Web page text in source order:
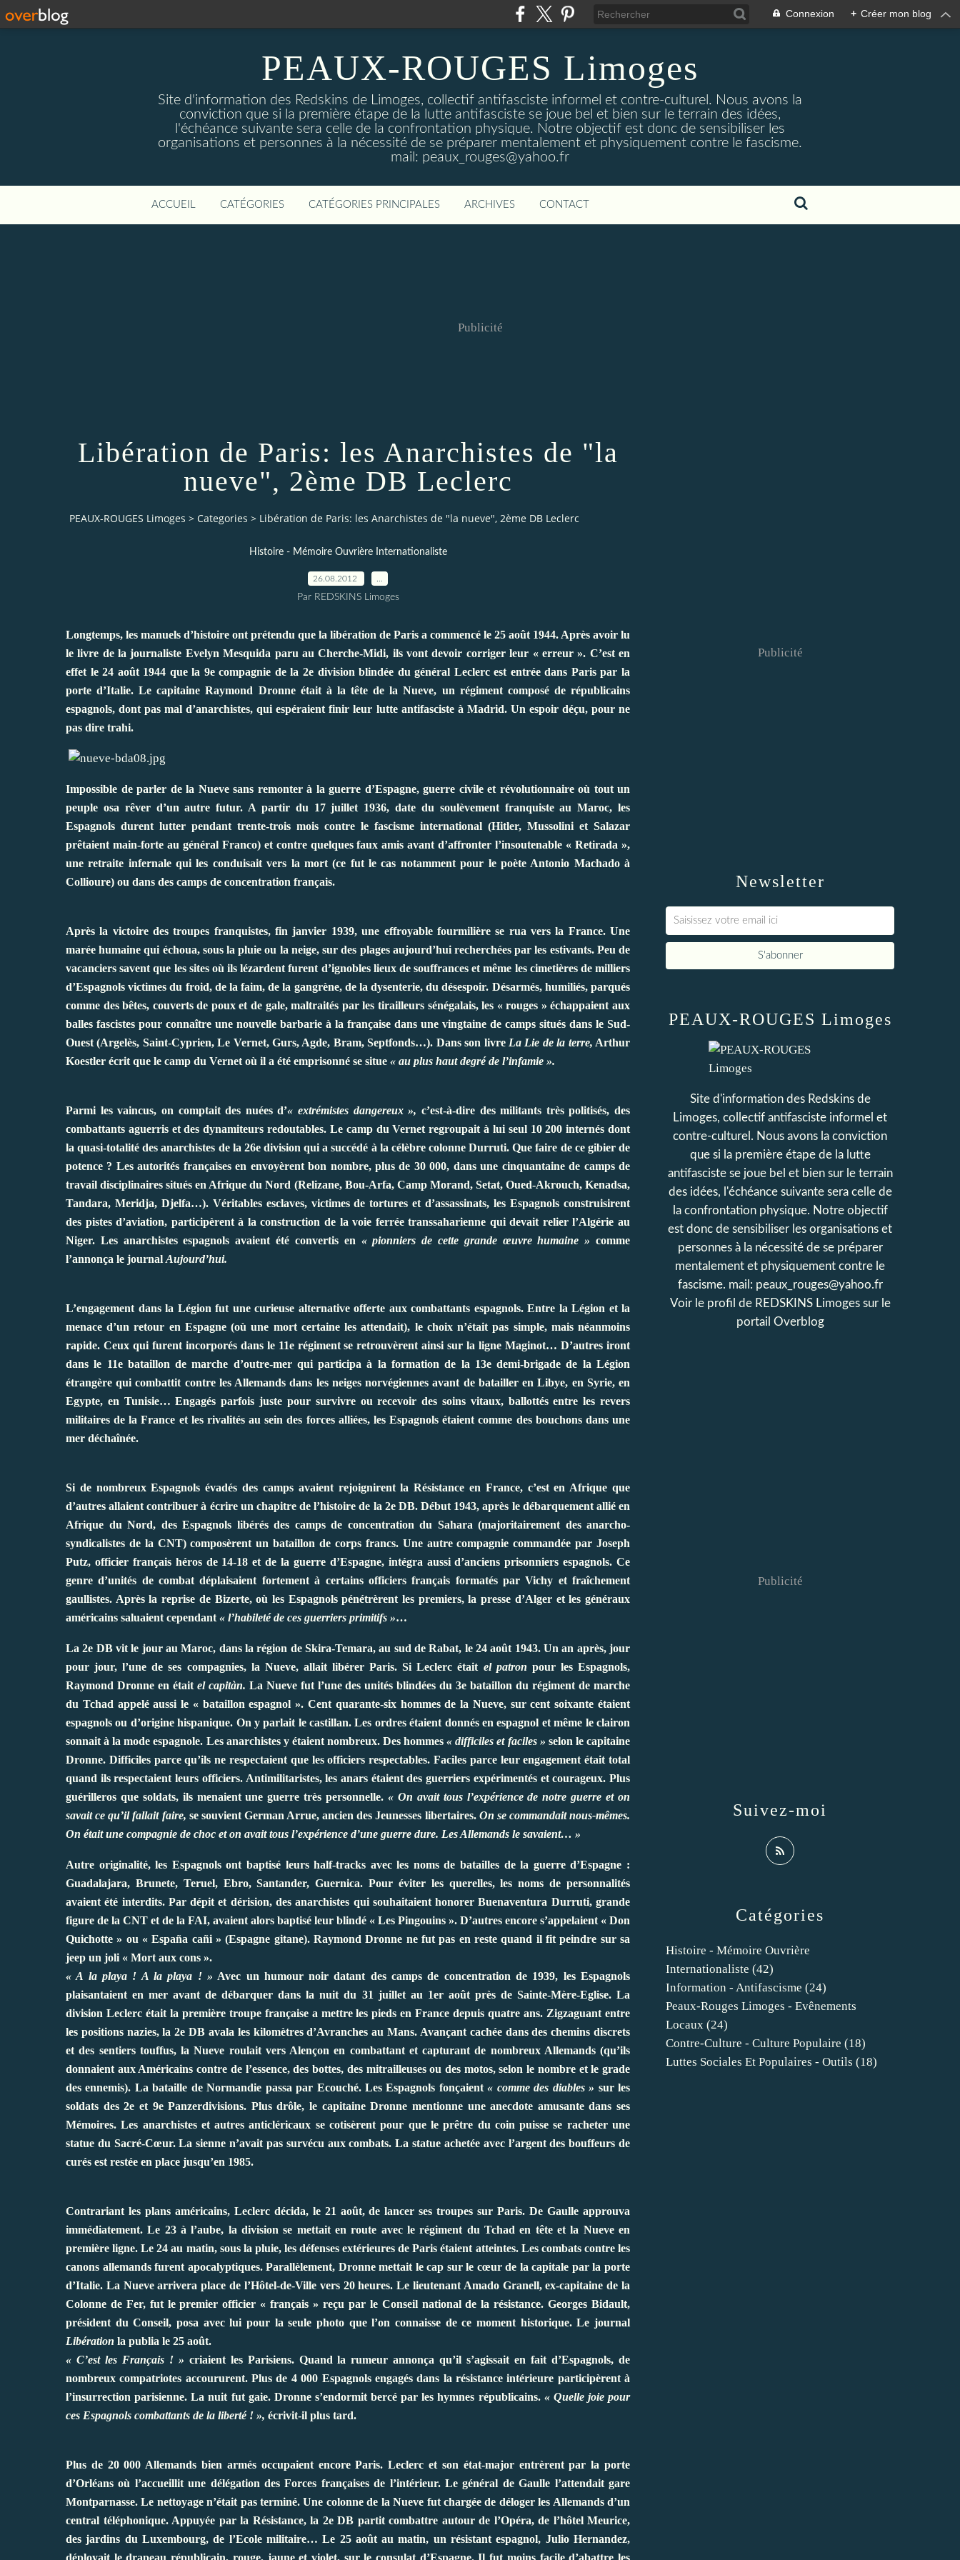
Connexion + Créer mon blog
PEAUX-ROUGES Limoges
Site d'information des Redskins de Limoges, collectif antifasciste informel et contre-culturel. Nous avons la
conviction que si la première étape de la lutte antifasciste se joue bel et bien sur le terrain des idées,
l'échéance suivante sera celle de la confrontation physique. Notre objectif est donc de sensibiliser les
organisations et personnes à la nécessité de se préparer mentalement et physiquement contre le fascisme.
mail: peaux_rouges@yahoo.fr
ACCUEIL CATÉGORIES CATÉGORIES PRINCIPALES ARCHIVES CONTACT
Publicité
Libération de Paris: les Anarchistes de "la
nueve", 2ème DB Leclerc
PEAUX-ROUGES Limoges > Categories > Libération de Paris: les Anarchistes de "la nueve", 2ème DB Leclerc
Histoire - Mémoire Ouvrière Internationaliste
26.08.2012
Par REDSKINS Limoges
Longtemps, les manuels d’histoire ont prétendu que la libération de Paris a commencé le 25 août 1944. Après avoir lu
le livre de la journaliste Evelyn Mesquida paru au Cherche-Midi, ils vont devoir corriger leur « erreur ». C’est en
effet le 24 août 1944 que la 9e compagnie de la 2e division blindée du général Leclerc est entrée dans Paris par la
porte d’Italie. Le capitaine Raymond Dronne était à la tête de la Nueve, un régiment composé de républicains
espagnols, dont pas mal d’anarchistes, qui espéraient finir leur lutte antifasciste à Madrid. Un espoir déçu, pour ne
pas dire trahi.
Impossible de parler de la Nueve sans remonter à la guerre d’Espagne, guerre civile et révolutionnaire où tout un
peuple osa rêver d’un autre futur. A partir du 17 juillet 1936, date du soulèvement franquiste au Maroc, les
Espagnols durent lutter pendant trente-trois mois contre le fascisme international (Hitler, Mussolini et Salazar
prêtaient main-forte au général Franco) et contre quelques faux amis avant d’affronter l’insoutenable « Retirada »,
une retraite infernale qui les conduisait vers la mort (ce fut le cas notamment pour le poète Antonio Machado à
Collioure) ou dans des camps de concentration français.
Après la victoire des troupes franquistes, fin janvier 1939, une effroyable fourmilière se rua vers la France. Une
marée humaine qui échoua, sous la pluie ou la neige, sur des plages aujourd’hui recherchées par les estivants. Peu de
vacanciers savent que les sites où ils lézardent furent d’ignobles lieux de souffrances et même les cimetières de milliers
d’Espagnols victimes du froid, de la faim, de la gangrène, de la dysenterie, du désespoir. Désarmés, humiliés, parqués
comme des bêtes, couverts de poux et de gale, maltraités par les tirailleurs sénégalais, les « rouges » échappaient aux
balles fascistes pour connaître une nouvelle barbarie à la française dans une vingtaine de camps situés dans le Sud-
Ouest (Argelès, Saint-Cyprien, Le Vernet, Gurs, Agde, Bram, Septfonds…). Dans son livre La Lie de la terre, Arthur
Koestler écrit que le camp du Vernet où il a été emprisonné se situe « au plus haut degré de l’infamie ».
Parmi les vaincus, on comptait des nuées d’« extrémistes dangereux », c’est-à-dire des militants très politisés, des
combattants aguerris et des dynamiteurs redoutables. Le camp du Vernet regroupait à lui seul 10 200 internés dont
la quasi-totalité des anarchistes de la 26e division qui a succédé à la célèbre colonne Durruti. Que faire de ce gibier de
potence ? Les autorités françaises en envoyèrent bon nombre, plus de 30 000, dans une cinquantaine de camps de
travail disciplinaires situés en Afrique du Nord (Relizane, Bou-Arfa, Camp Morand, Setat, Oued-Akrouch, Kenadsa,
Tandara, Meridja, Djelfa…). Véritables esclaves, victimes de tortures et d’assassinats, les Espagnols construisirent
des pistes d’aviation, participèrent à la construction de la voie ferrée transsaharienne qui devait relier l’Algérie au
Niger. Les anarchistes espagnols avaient été convertis en « pionniers de cette grande œuvre humaine » comme
l’annonça le journal Aujourd’hui.
L’engagement dans la Légion fut une curieuse alternative offerte aux combattants espagnols. Entre la Légion et la
menace d’un retour en Espagne (où une mort certaine les attendait), le choix n’était pas simple, mais néanmoins
rapide. Ceux qui furent incorporés dans le 11e régiment se retrouvèrent ainsi sur la ligne Maginot… D’autres iront
dans le 11e bataillon de marche d’outre-mer qui participa à la formation de la 13e demi-brigade de la Légion
étrangère qui combattit contre les Allemands dans les neiges norvégiennes avant de batailler en Libye, en Syrie, en
Egypte, en Tunisie… Engagés parfois juste pour survivre ou recevoir des soins vitaux, ballottés entre les revers
militaires de la France et les rivalités au sein des forces alliées, les Espagnols étaient comme des bouchons dans une
mer déchaînée.
Si de nombreux Espagnols évadés des camps avaient rejoignirent la Résistance en France, c’est en Afrique que
d’autres allaient contribuer à écrire un chapitre de l’histoire de la 2e DB. Début 1943, après le débarquement allié en
Afrique du Nord, des Espagnols libérés des camps de concentration du Sahara (majoritairement des anarcho-
syndicalistes de la CNT) composèrent un bataillon de corps francs. Une autre compagnie commandée par Joseph
Putz, officier français héros de 14-18 et de la guerre d’Espagne, intégra aussi d’anciens prisonniers espagnols. Ce
genre d’unités de combat déplaisaient fortement à certains officiers français formatés par Vichy et fraîchement
gaullistes. Après la reprise de Bizerte, où les Espagnols pénétrèrent les premiers, la presse d’Alger et les généraux
américains saluaient cependant « l’habileté de ces guerriers primitifs »…
La 2e DB vit le jour au Maroc, dans la région de Skira-Temara, au sud de Rabat, le 24 août 1943. Un an après, jour
pour jour, l’une de ses compagnies, la Nueve, allait libérer Paris. Si Leclerc était el patron pour les Espagnols,
Raymond Dronne en était el capitàn. La Nueve fut l’une des unités blindées du 3e bataillon du régiment de marche
du Tchad appelé aussi le « bataillon espagnol ». Cent quarante-six hommes de la Nueve, sur cent soixante étaient
espagnols ou d’origine hispanique. On y parlait le castillan. Les ordres étaient donnés en espagnol et même le clairon
sonnait à la mode espagnole. Les anarchistes y étaient nombreux. Des hommes« difficiles et faciles » selon le capitaine
Dronne. Difficiles parce qu’ils ne respectaient que les officiers respectables. Faciles parce leur engagement était total
quand ils respectaient leurs officiers. Antimilitaristes, les anars étaient des guerriers expérimentés et courageux. Plus
guérilleros que soldats, ils menaient une guerre très personnelle. « On avait tous l’expérience de notre guerre et on
savait ce qu’il fallait faire, se souvient German Arrue, ancien des Jeunesses libertaires. On se commandait nous-mêmes.
On était une compagnie de choc et on avait tous l’expérience d’une guerre dure. Les Allemands le savaient… »
Autre originalité, les Espagnols ont baptisé leurs half-tracks avec les noms de batailles de la guerre d’Espagne :
Guadalajara, Brunete, Teruel, Ebro, Santander, Guernica. Pour éviter les querelles, les noms de personnalités
avaient été interdits. Par dépit et dérision, des anarchistes qui souhaitaient honorer Buenaventura Durruti, grande
figure de la CNT et de la FAI, avaient alors baptisé leur blindé « Les Pingouins ». D’autres encore s’appelaient « Don
Quichotte » ou « España cañi » (Espagne gitane). Raymond Dronne ne fut pas en reste quand il fit peindre sur sa
jeep un joli « Mort aux cons ».
« A la playa ! A la playa ! » Avec un humour noir datant des camps de concentration de 1939, les Espagnols
plaisantaient en mer avant de débarquer dans la nuit du 31 juillet au 1er août près de Sainte-Mère-Eglise. La
division Leclerc était la première troupe française a mettre les pieds en France depuis quatre ans. Zigzaguant entre
les positions nazies, la 2e DB avala les kilomètres d’Avranches au Mans. Avançant cachée dans des chemins discrets
et des sentiers touffus, la Nueve roulait vers Alençon en combattant et capturant de nombreux Allemands (qu’ils
donnaient aux Américains contre de l’essence, des bottes, des mitrailleuses ou des motos, selon le nombre et le grade
des ennemis). La bataille de Normandie passa par Ecouché. Les Espagnols fonçaient« comme des diables » sur les
soldats des 2e et 9e Panzerdivisions. Plus drôle, le capitaine Dronne mentionne une anecdote amusante dans ses
Mémoires. Les anarchistes et autres anticléricaux se cotisèrent pour que le prêtre du coin puisse se racheter une
statue du Sacré-Cœur. La sienne n’avait pas survécu aux combats. La statue achetée avec l’argent des bouffeurs de
curés est restée en place jusqu’en 1985.
Contrariant les plans américains, Leclerc décida, le 21 août, de lancer ses troupes sur Paris. De Gaulle approuva
immédiatement. Le 23 à l’aube, la division se mettait en route avec le régiment du Tchad en tête et la Nueve en
première ligne. Le 24 au matin, sous la pluie, les défenses extérieures de Paris étaient atteintes. Les combats contre les
canons allemands furent apocalyptiques. Parallèlement, Dronne mettait le cap sur le cœur de la capitale par la porte
d’Italie. La Nueve arrivera place de l’Hôtel-de-Ville vers 20 heures. Le lieutenant Amado Granell, ex-capitaine de la
Colonne de Fer, fut le premier officier « français » reçu par le Conseil national de la résistance. Georges Bidault,
président du Conseil, posa avec lui pour la seule photo que l’on connaisse de ce moment historique. Le journal
Libération la publia le 25 août.
« C’est les Français ! » criaient les Parisiens. Quand la rumeur annonça qu’il s’agissait en fait d’Espagnols, de
nombreux compatriotes accoururent. Plus de 4 000 Espagnols engagés dans la résistance intérieure participèrent à
l’insurrection parisienne. La nuit fut gaie. Dronne s’endormit bercé par les hymnes républicains. « Quelle joie pour
ces Espagnols combattants de la liberté ! », écrivit-il plus tard.
Plus de 20 000 Allemands bien armés occupaient encore Paris. Leclerc et son état-major entrèrent par la porte
d’Orléans où l’accueillit une délégation des Forces françaises de l’intérieur. Le général de Gaulle l’attendait gare
Montparnasse. Le nettoyage n’était pas terminé. Une colonne de la Nueve fut chargée de déloger les Allemands d’un
central téléphonique. Appuyée par la Résistance, la 2e DB partit combattre autour de l’Opéra, de l’hôtel Meurice,
des jardins du Luxembourg, de l’Ecole militaire… Le 25 août au matin, un résistant espagnol, Julio Hernandez,
déployait le drapeau républicain, rouge, jaune et violet, sur le consulat d’Espagne. Il fut moins facile d’abattre les
Newsletter
Publicité
Catégories
Histoire - Mémoire Ouvrière
Internationaliste (42)
Information - Antifascisme (24)
Peaux-Rouges Limoges - Evênements
Locaux (24)
Contre-Culture - Culture Populaire (18)
Luttes Sociales Et Populaires - Outils (18)
PEAUX-ROUGES Limoges
Site d'information des Redskins de
Limoges, collectif antifasciste informel et
contre-culturel. Nous avons la conviction
que si la première étape de la lutte
antifasciste se joue bel et bien sur le terrain
des idées, l'échéance suivante sera celle de
la confrontation physique. Notre objectif
est donc de sensibiliser les organisations et
personnes à la nécessité de se préparer
mentalement et physiquement contre le
fascisme. mail: peaux_rouges@yahoo.fr
Voir le profil de REDSKINS Limogessur le
portail Overblog
Suivez-moi
Publicité